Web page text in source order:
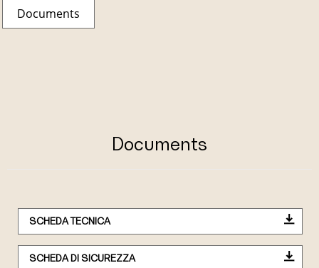
Documents
Documents
SCHEDA TECNICA
SCHEDA DI SICUREZZA